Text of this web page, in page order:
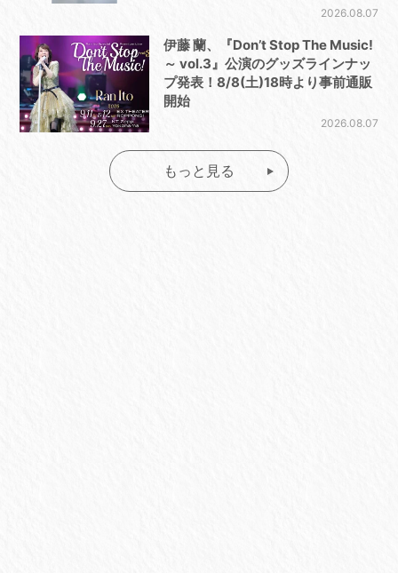
2026.08.07
伊藤 蘭、『Don’t Stop The Music!
～ vol.3』公演のグッズラインナッ
プ発表！8/8(土)18時より事前通販
開始
2026.08.07
もっと見る